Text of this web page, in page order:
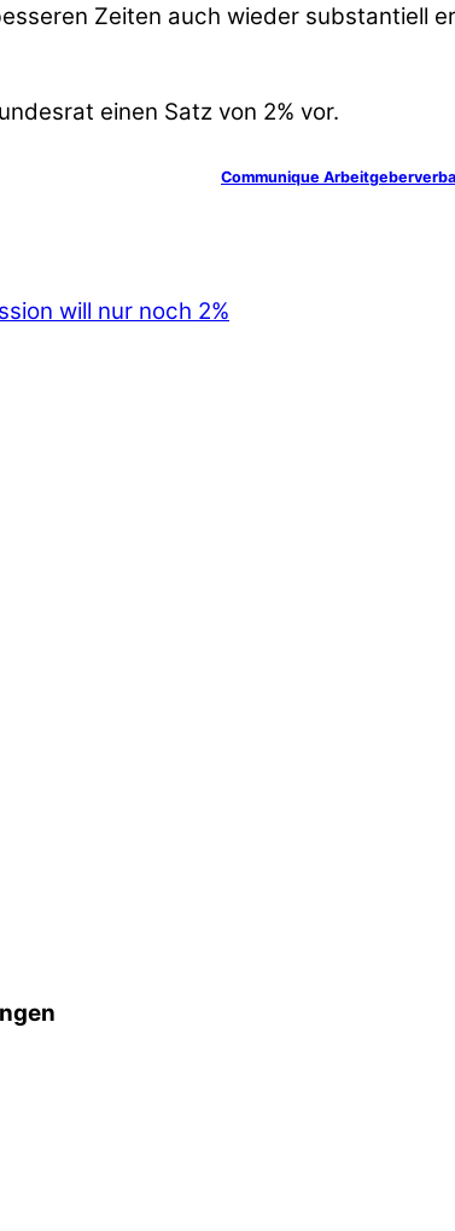
Zeiten auch wieder substantiell
einen Satz von 2% vor.
Communique
will nur noch 2%